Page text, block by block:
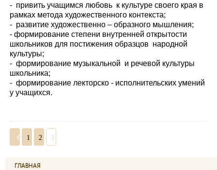
- привить учащимся любовь к культуре своего края в
рамках метода художественного контекста;
- развитие художественно – образного мышления;
- формирование степени внутренней открытости
школьников для постижения образцов народной
культуры;
- формирование музыкальной и речевой культуры
школьника;
- формирование лекторско - исполнительских умений
у учащихся.
1 2 3
ГЛАВНАЯ